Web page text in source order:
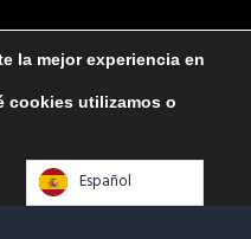
la mejor experiencia en
cookies utilizamos o
Español